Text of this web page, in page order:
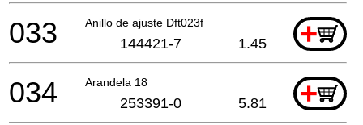
Anillo de ajuste Dft023f +
033 144421-7 1.45
Arandela 18 +
034 253391-0 5.81